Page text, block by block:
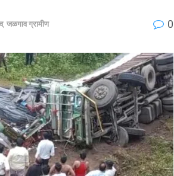
, जळगाव ग्रामीण 0